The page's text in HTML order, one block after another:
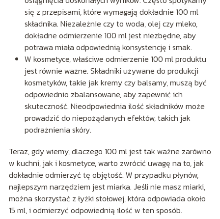
się z przepisami, które wymagają dokładnie 100 ml
składnika. Niezależnie czy to woda, olej czy mleko,
dokładne odmierzenie 100 ml jest niezbędne, aby
potrawa miała odpowiednią konsystencję i smak.
W kosmetyce, właściwe odmierzenie 100 ml produktu
jest równie ważne. Składniki używane do produkcji
kosmetyków, takie jak kremy czy balsamy, muszą być
odpowiednio zbalansowane, aby zapewnić ich
skuteczność. Nieodpowiednia ilość składników może
prowadzić do niepożądanych efektów, takich jak
podrażnienia skóry.
Teraz, gdy wiemy, dlaczego 100 ml jest tak ważne zarówno
w kuchni, jak i kosmetyce, warto zwrócić uwagę na to, jak
dokładnie odmierzyć tę objętość. W przypadku płynów,
najlepszym narzędziem jest miarka. Jeśli nie masz miarki,
można skorzystać z łyżki stołowej, która odpowiada około
15 ml, i odmierzyć odpowiednią ilość w ten sposób.